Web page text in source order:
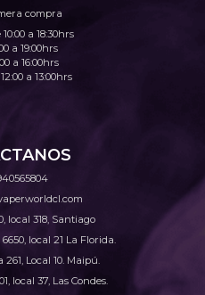
compra
a 18:30hrs
a 19:00hrs
a 16:00hrs
a 13:00hrs
local 318, Santiago
local 21 La Florida.
Local 10. Maipú.
local 37, Las Condes.